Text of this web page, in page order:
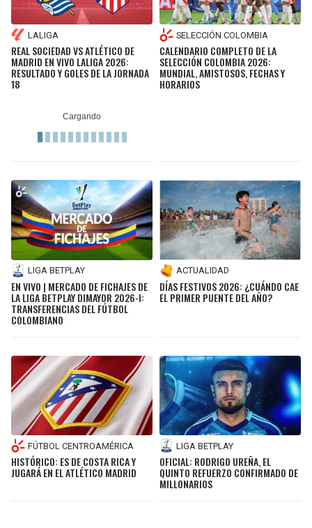
LALIGA
REAL SOCIEDAD VS ATLÉTICO DE
MADRID EN VIVO LALIGA 2026:
RESULTADO Y GOLES DE LA JORNADA
18
SELECCIÓN COLOMBIA
CALENDARIO COMPLETO DE LA
SELECCIÓN COLOMBIA 2026:
MUNDIAL, AMISTOSOS, FECHAS Y
HORARIOS
LIGA BETPLAY
EN VIVO | MERCADO DE FICHAJES DE
LA LIGA BETPLAY DIMAYOR 2026-I:
TRANSFERENCIAS DEL FÚTBOL
COLOMBIANO
ACTUALIDAD
DÍAS FESTIVOS 2026: ¿CUÁNDO CAE
EL PRIMER PUENTE DEL AÑO?
FÚTBOL CENTROAMÉRICA
HISTÓRICO: ES DE COSTA RICA Y
JUGARÁ EN EL ATLÉTICO MADRID
LIGA BETPLAY
OFICIAL: RODRIGO UREÑA, EL
QUINTO REFUERZO CONFIRMADO DE
MILLONARIOS